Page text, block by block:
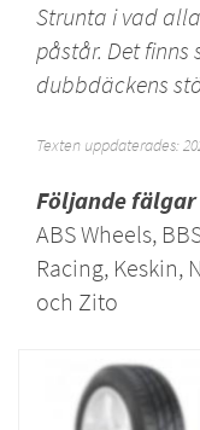
Strunta i vad
påstår. Det finns
dubbdäckens
Texten uppdaterades:
Följandefälgar
ABS Wheels,
Racing, Keskin,
och Zito